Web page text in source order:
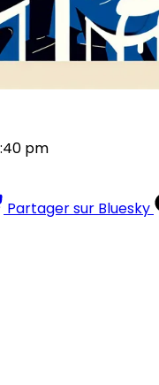
pm
Partager sur Bluesky